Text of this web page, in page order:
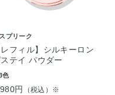
プリーク
レフィル】シルキーロン
テイ パウダー
色
円 （税込）※